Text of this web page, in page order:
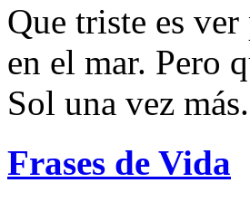
Que triste es
en el mar. Pero
Sol una vez más.
Frases de Vida